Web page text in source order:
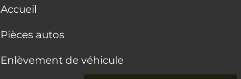
Accueil
Pièces autos
Enlèvement de véhicule